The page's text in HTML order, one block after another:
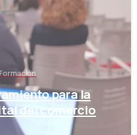
Formación
para la
del comercio